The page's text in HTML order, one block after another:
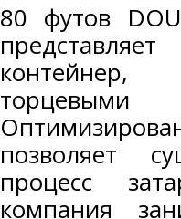
80 футов
контейнер,
позволяет
процесс
компания